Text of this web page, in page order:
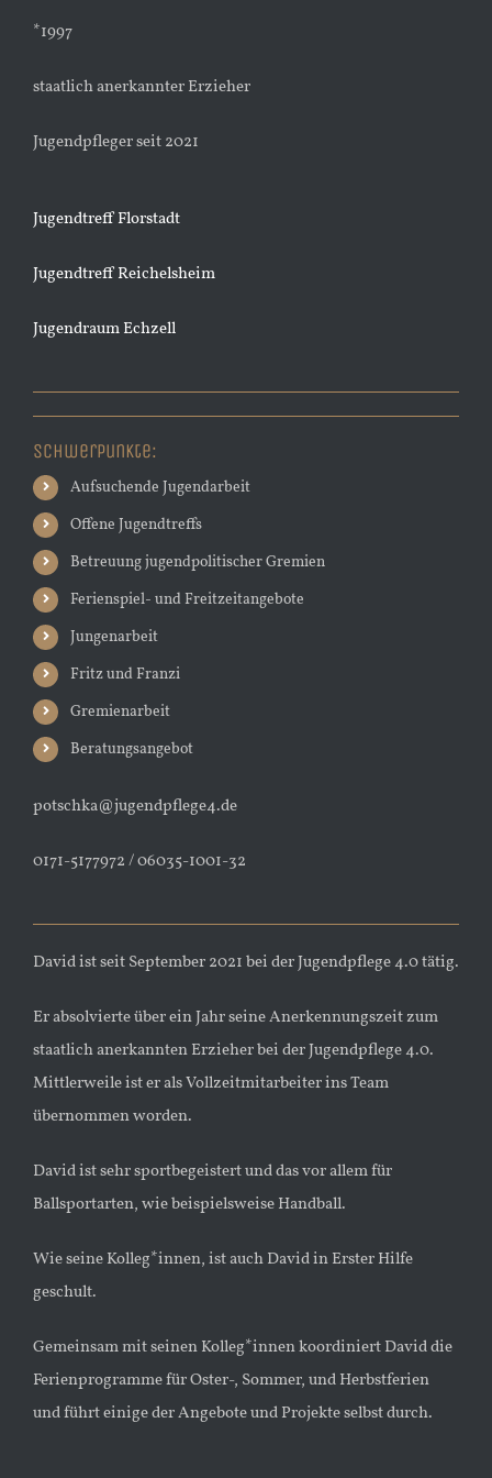
*1997
staatlich anerkannter Erzieher
Jugendpfleger seit 2021
Jugendtreff Florstadt
Jugendtreff Reichelsheim
Jugendraum Echzell
Schwerpunkte:
Aufsuchende Jugendarbeit
Offene Jugendtreffs
Betreuung jugendpolitischer Gremien
Ferienspiel- und Freitzeitangebote
Jungenarbeit
Fritz und Franzi
Gremienarbeit
Beratungsangebot
potschka@jugendpflege4.de
0171-5177972 / 06035-1001-32
David ist seit September 2021 bei der Jugendpflege 4.0 tätig.
Er absolvierte über ein Jahr seine Anerkennungszeit zum
staatlich anerkannten Erzieher bei der Jugendpflege 4.0.
Mittlerweile ist er als Vollzeitmitarbeiter ins Team
übernommen worden.
David ist sehr sportbegeistert und das vor allem für
Ballsportarten, wie beispielsweise Handball.
Wie seine Kolleg*innen, ist auch David in Erster Hilfe
geschult.
Gemeinsam mit seinen Kolleg*innen koordiniert David die
Ferienprogramme für Oster-, Sommer, und Herbstferien
und führt einige der Angebote und Projekte selbst durch.